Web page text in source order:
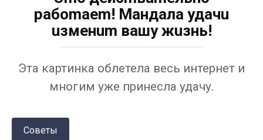
paбomaem! Maндaлa удaчu
uзмeнum вaшу жuзнь!
Эта картинка облетела весь интернет и
многим уже принесла удачу.
Советы